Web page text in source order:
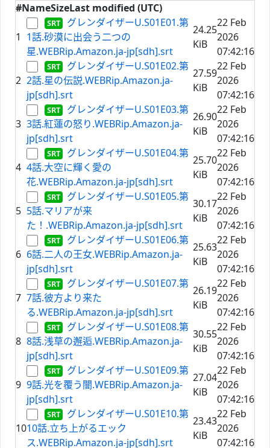
#NameSizeLast modified (UTC)
1
グレンダイザーU.S01E01.第
1話.砂漠に出会う二つの
星.WEBRip.Amazon.ja-jp[sdh].srt
24.25
KiB
22 Feb
2026
07:42:16
2
グレンダイザーU.S01E02.第
2話.星の伝説.WEBRip.Amazon.ja-
jp[sdh].srt
27.59
KiB
22 Feb
2026
07:42:16
3
グレンダイザーU.S01E03.第
3話.紅蓮の怒り.WEBRip.Amazon.ja-
jp[sdh].srt
26.90
KiB
22 Feb
2026
07:42:16
4
グレンダイザーU.S01E04.第
4話.大空に輝く愛の
花.WEBRip.Amazon.ja-jp[sdh].srt
25.70
KiB
22 Feb
2026
07:42:16
5
グレンダイザーU.S01E05.第
5話.マリアが来
た！.WEBRip.Amazon.ja-jp[sdh].srt
30.17
KiB
22 Feb
2026
07:42:16
6
グレンダイザーU.S01E06.第
6話.二人の王女.WEBRip.Amazon.ja-
jp[sdh].srt
25.63
KiB
22 Feb
2026
07:42:16
7
グレンダイザーU.S01E07.第
7話.彼方より来た
る.WEBRip.Amazon.ja-jp[sdh].srt
26.19
KiB
22 Feb
2026
07:42:16
8
グレンダイザーU.S01E08.第
8話.浅草の邂逅.WEBRip.Amazon.ja-
jp[sdh].srt
30.55
KiB
22 Feb
2026
07:42:16
9
グレンダイザーU.S01E09.第
9話.光を覆う闇.WEBRip.Amazon.ja-
jp[sdh].srt
27.04
KiB
22 Feb
2026
07:42:16
10
グレンダイザーU.S01E10.第
10話.立ち上がるエック
ス.WEBRip.Amazon.ja-jp[sdh].srt
23.43
KiB
22 Feb
2026
07:42:16